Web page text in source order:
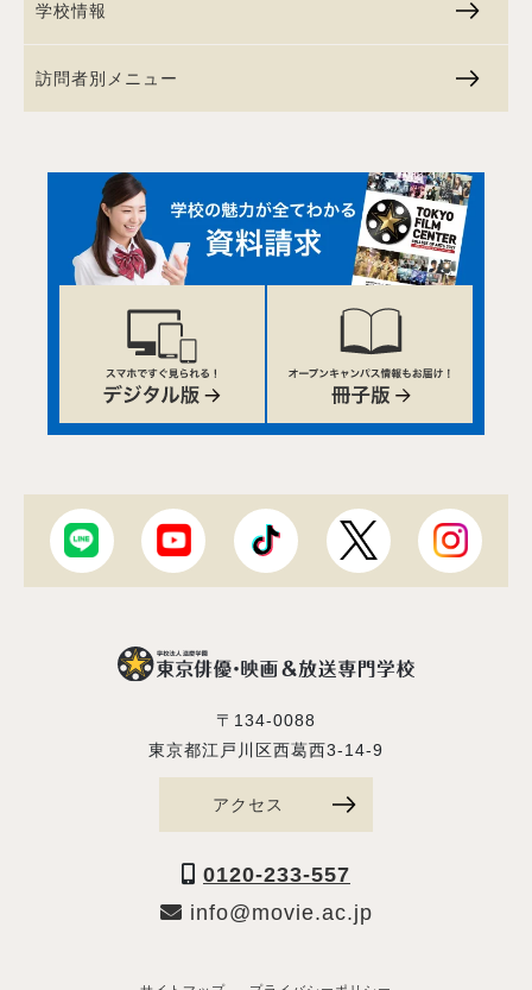
学校情報
訪問者別メニュー
〒134-0088
東京都江戸川区西葛西3-14-9
アクセス
0120-233-557
info@movie.ac.jp